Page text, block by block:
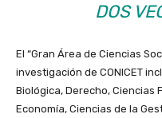
DOS
El “Gran Área de Ciencias
investigación de CONICET
Biológica, Derecho, Ciencias
Economía, Ciencias de la